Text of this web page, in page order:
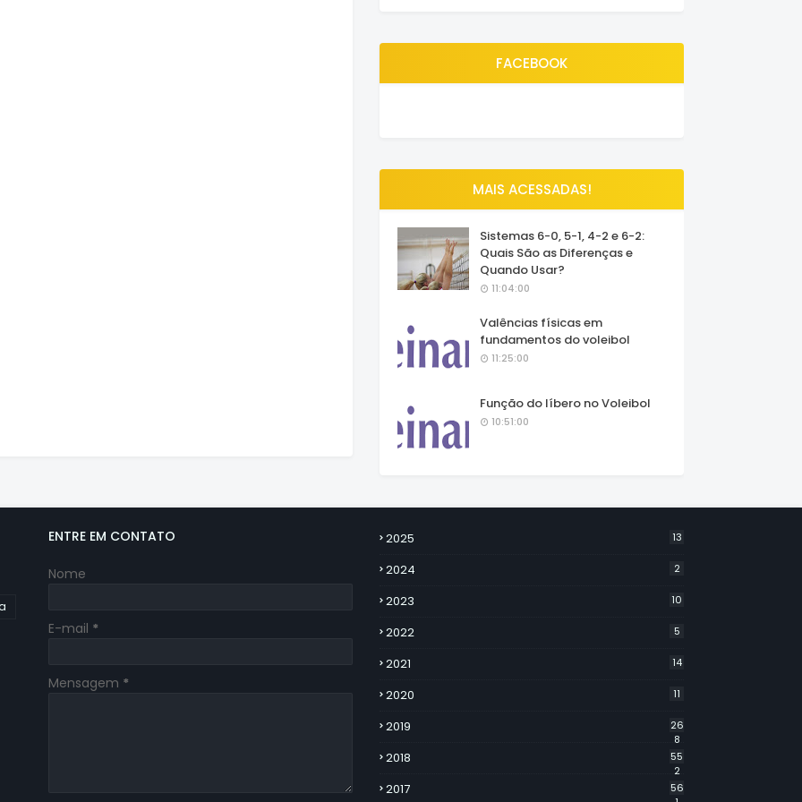
FACEBOOK
MAIS ACESSADAS!
Sistemas 6-0, 5-1, 4-2 e 6-2:
Quais São as Diferenças e
Quando Usar?
11:04:00
Valências físicas em
fundamentos do voleibol
11:25:00
Função do líbero no Voleibol
10:51:00
ENTRE EM CONTATO
Nome
E-mail *
Mensagem *
2025 13
2024 2
2023 10
2022 5
2021 14
2020 11
2019
26
8
2018
55
2
2017
56